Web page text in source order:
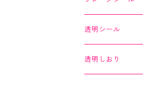
透明シール
透明しおり